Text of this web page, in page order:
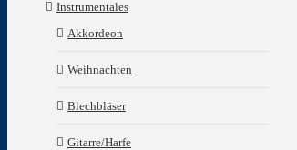
Instrumentales
Akkordeon
Weihnachten
Blechbläser
Gitarre/Harfe